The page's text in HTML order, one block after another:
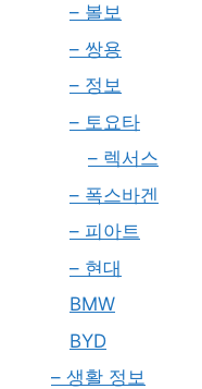
– 볼보
– 쌍용
– 정보
– 토요타
– 렉서스
– 폭스바겐
– 피아트
– 현대
BMW
BYD
– 생활 정보